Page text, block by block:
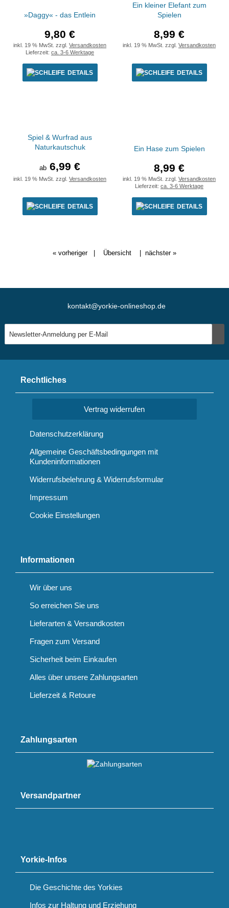
»Daggy« - das Entlein
9,80 €
inkl. 19 % MwSt. zzgl. Versandkosten
Lieferzeit: ca. 3-6 Werktage
DETAILS
Ein kleiner Elefant zum
Spielen
8,99 €
inkl. 19 % MwSt. zzgl. Versandkosten
DETAILS
Spiel & Wurfrad aus
Naturkautschuk
ab 6,99 €
inkl. 19 % MwSt. zzgl. Versandkosten
DETAILS
Ein Hase zum Spielen
8,99 €
inkl. 19 % MwSt. zzgl. Versandkosten
Lieferzeit: ca. 3-6 Werktage
DETAILS
« vorheriger| Übersicht nächster »
kontakt@yorkie-onlineshop.de
Rechtliches
Vertrag widerrufen
Datenschutzerklärung
Allgemeine Geschäftsbedingungen mit
Kundeninformationen
Widerrufsbelehrung & Widerrufsformular
Impressum
Cookie Einstellungen
Informationen
Wir über uns
So erreichen Sie uns
Lieferarten & Versandkosten
Fragen zum Versand
Sicherheit beim Einkaufen
Alles über unsere Zahlungsarten
Lieferzeit & Retoure
Zahlungsarten
Versandpartner
Yorkie-Infos
Die Geschichte des Yorkies
Infos zur Haltung und Erziehung